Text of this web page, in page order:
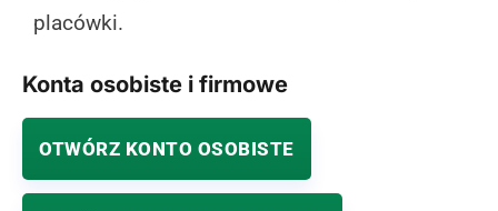
placówki.
Konta osobiste i firmowe
OTWÓRZ KONTO OSOBISTE